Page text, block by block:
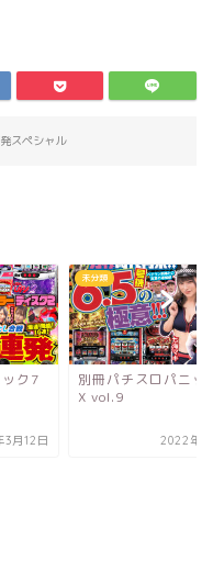
スペシャル
ク7
3月12日
未分類
別冊パチスロパニッ
X vol.9
2022年9